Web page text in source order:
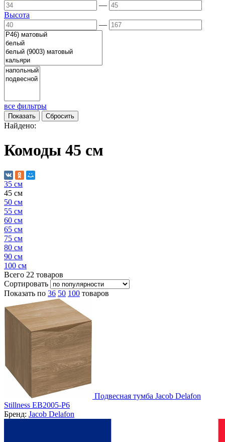
—
Высота
—
все фильтры
Найдено:
Комоды 45 см
35 см
45 см
50 см
55 см
60 см
65 см
75 см
80 см
90 см
100 см
Всего 22 товаров
Сортировать
Показать по 36 50 100 товаров
Подвесная тумба Jacob Delafon
Stillness EB2005-P6
Бренд: Jacob Delafon